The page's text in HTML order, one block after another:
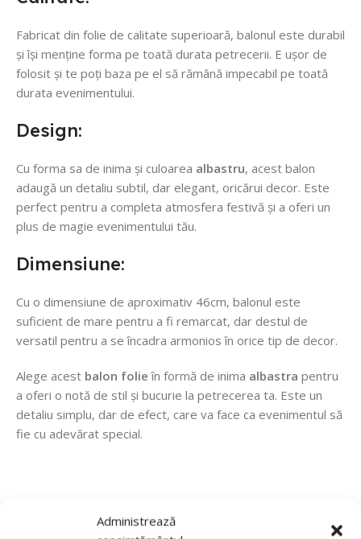
Administrează
Fabricat din folie de calitate superioară, balonul este durabil
și își menține forma pe toată durata petrecerii. E ușor de
folosit și te poți baza pe el să rămână impecabil pe toată
durata evenimentului.
Design:
Cu forma sa de inima și culoarea albastru, acest balon
adaugă un detaliu subtil, dar elegant, oricărui decor. Este
perfect pentru a completa atmosfera festivă și a oferi un
plus de magie evenimentului tău.
Dimensiune:
Cu o dimensiune de aproximativ 46cm, balonul este
suficient de mare pentru a fi remarcat, dar destul de
versatil pentru a se încadra armonios în orice tip de decor.
Alege acest balon folie în formă de inima albastra pentru
a oferi o notă de stil și bucurie la petrecerea ta. Este un
detaliu simplu, dar de efect, care va face ca evenimentul să
fie cu adevărat special.
Recenzii de la clienti